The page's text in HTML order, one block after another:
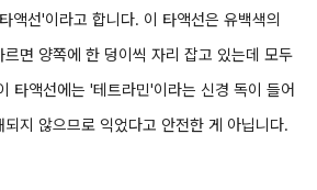
액선'이라고 합니다. 이 타액선은 유백색의
르면 양쪽에 한 덩이씩 자리 잡고 있는데 모두
타액선에는 '테트라민'이라는 신경 독이 들어
되지 않으므로 익었다고 안전한 게 아닙니다.